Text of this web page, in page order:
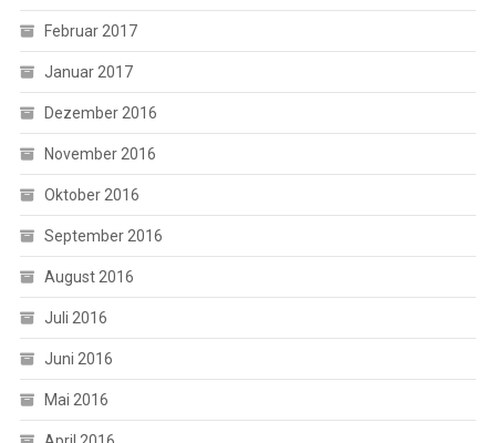
Februar 2017
Januar 2017
Dezember 2016
November 2016
Oktober 2016
September 2016
August 2016
Juli 2016
Juni 2016
Mai 2016